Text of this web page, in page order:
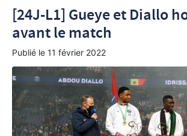
[24J-L1] Gueye et Diallo
avant le match
Publié le 11 février 2022